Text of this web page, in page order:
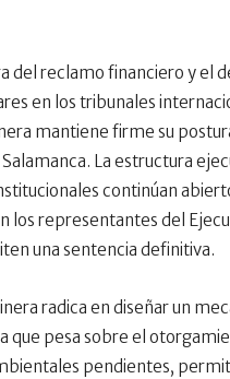
del reclamo financiero y el
en los tribunales
mantiene firme su
La estructura
continúan
los representantes del
una sentencia definitiva.
radica en diseñar un
pesa sobre el
pendientes,